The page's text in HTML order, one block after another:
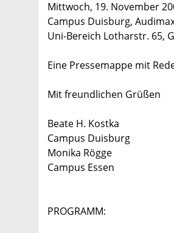
Mittwoch, 19. November
Campus Duisburg,
Uni-Bereich Lotharstr. 65,
Eine Pressemappe mit
Mit freundlichen Grüßen
Beate H. Kostka
Campus Duisburg
Monika Rögge
Campus Essen
PROGRAMM: